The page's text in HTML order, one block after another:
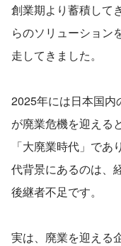
創業期より蓄積して
らのソリューション
走してきました。
2025年には日本国内
が廃業危機を迎える
「大廃業時代」で
代背景にあるのは、
後継者不足です。
実は、廃業を迎える